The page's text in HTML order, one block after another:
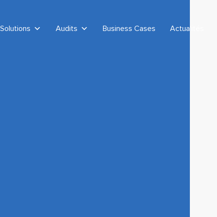
Solutions Audits Business Cases Actualités